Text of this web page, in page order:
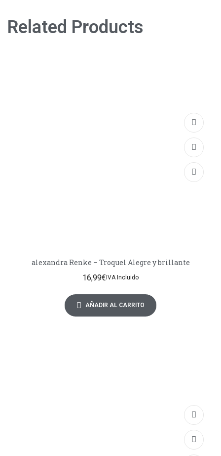
Related Products
alexandra Renke – Troquel Alegre y brillante
16,99€ IVA Incluido
AÑADIR AL CARRITO